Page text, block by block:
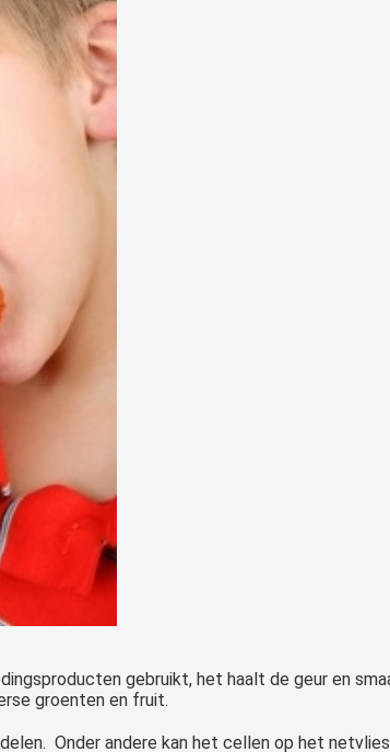
gebruikt, het haalt de geur en
groenten en fruit.
Onder andere kan het cellen op het